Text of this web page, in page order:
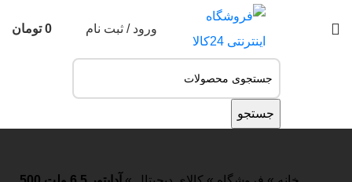
ورود / ثبت نام 0 تومان
جستجو